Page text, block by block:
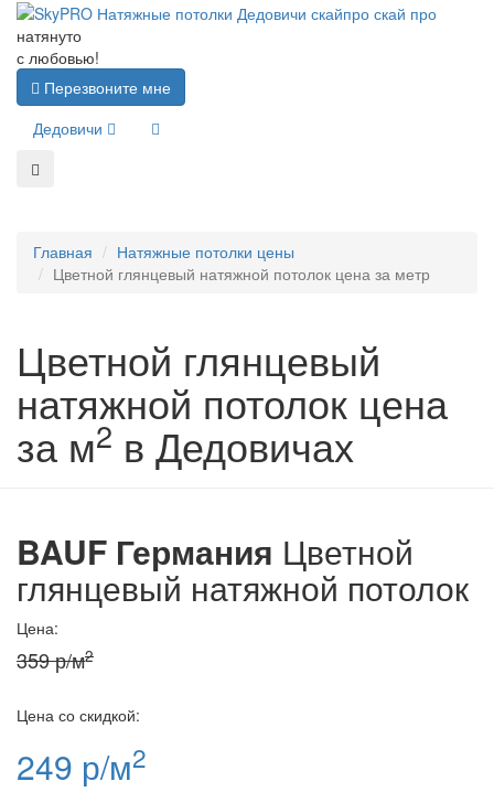
натянуто
с любовью!
Перезвоните мне
Дедовичи
Главная
Натяжные потолки цены
Цветной глянцевый натяжной потолок цена за метр
Цветной глянцевый
натяжной потолок цена
за м2 в Дедовичах
BAUF Германия Цветной
глянцевый натяжной потолок
Цена:
359 р/м2
Цена со скидкой:
249 р/м2